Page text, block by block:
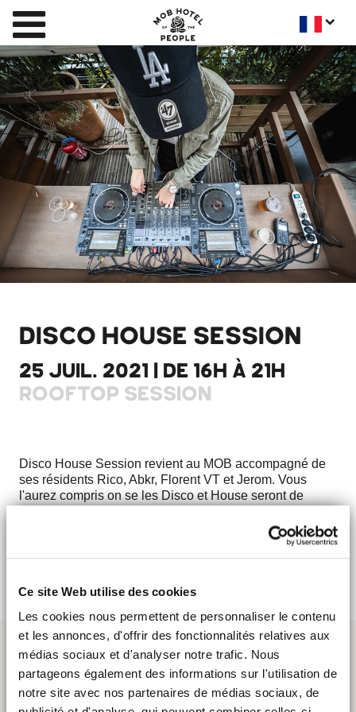
Ce site Web utilise des cookies
Les cookies nous permettent de personnaliser le contenu
et les annonces, d'offrir des fonctionnalités relatives aux
médias sociaux et d'analyser notre trafic. Nous
partageons également des informations sur l'utilisation de
notre site avec nos partenaires de médias sociaux, de
DISCO HOUSE SESSION
25 JUIL. 2021 | DE 16H À 21H
ROOFTOP SESSION
Disco House Session revient au MOB accompagné de
ses résidents Rico, Abkr, Florent VT et Jerom. Vous
l'aurez compris on se les Disco et House seront de